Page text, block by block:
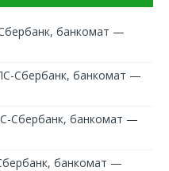
банкомат —
Сбербанк, банкомат —
Сбербанк, банкомат —
банкомат —